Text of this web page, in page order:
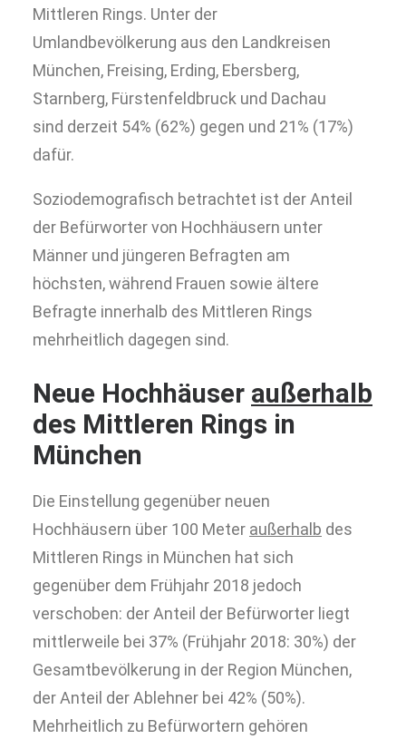
Mittleren Rings. Unter der
Umlandbevölkerung aus den Landkreisen
München, Freising, Erding, Ebersberg,
Starnberg, Fürstenfeldbruck und Dachau
sind derzeit 54% (62%) gegen und 21% (17%)
dafür.
Soziodemografisch betrachtet ist der Anteil
der Befürworter von Hochhäusern unter
Männer und jüngeren Befragten am
höchsten, während Frauen sowie ältere
Befragte innerhalb des Mittleren Rings
mehrheitlich dagegen sind.
Neue Hochhäuser außerhalb
des Mittleren Rings in
München
Die Einstellung gegenüber neuen
Hochhäusern über 100 Meter außerhalb des
Mittleren Rings in München hat sich
gegenüber dem Frühjahr 2018 jedoch
verschoben: der Anteil der Befürworter liegt
mittlerweile bei 37% (Frühjahr 2018: 30%) der
Gesamtbevölkerung in der Region München,
der Anteil der Ablehner bei 42% (50%).
Mehrheitlich zu Befürwortern gehören